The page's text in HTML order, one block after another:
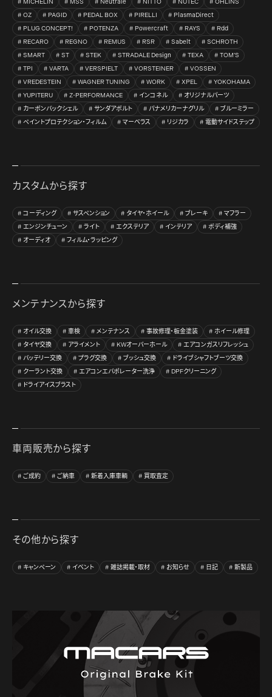
MICHELIN MSS Neutrale NITTO NUTEC
OHLINS
OZ
PAGID PEDAL BOX PIRELLI
PlasmaDirect
PLUG CONCEPT!
POTENZA Powercraft RAYS
Rdd
RECARO
REGNO REMUS RSR Sabelt
SCHROTH
SMART
ST STEK STRADALE Design TEXA
TOM’S
TPI
VARTA VERSPIELT VORSTEINER
VOSSEN
VREDESTEIN
WAGNER TUNING WORK XPEL
YOKOHAMA
YUPITERU
Z-PERFORMANCE インコネル
オリジナルパーツ
カーボンバックシェル
サンダアボルト パナメリカーナグリル
ブルーミラー
ペイントプロテクション・フィルム
マーベラス リジカラ 電動サイドステップ
カスタムから探す
コーディング サスペンション タイヤ・ホイール ブレーキ
マフラー
エンジンチューン
ライト エクステリア インテリア
ボディ補強
オーディオ
フィルム・ラッピング
メンテナンスから探す
オイル交換 車検 メンテナンス 事故修理・板金塗装
ホイール修理
タイヤ交換
アライメント KWオーバーホール
エアコンガスリフレッシュ
バッテリー交換
プラグ交換 ブッシュ交換
ドライブシャフトブーツ交換
クーラント交換
エアコンエバポレーター洗浄
DPFクリーニング
ドライアイスブラスト
車両販売から探す
ご成約 ご納車 新着入庫車輌 買取査定
その他から探す
キャンペーン イベント 雑誌掲載・取材 お知らせ 日記 新製品